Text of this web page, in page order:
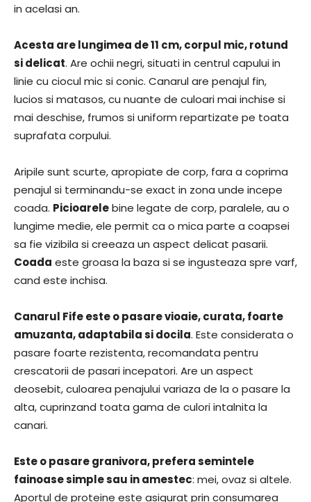
in acelasi an.
Acesta are lungimea de 11 cm, corpul mic, rotund
si delicat. Are ochii negri, situati in centrul capului in
linie cu ciocul mic si conic. Canarul are penajul fin,
lucios si matasos, cu nuante de culoari mai inchise si
mai deschise, frumos si uniform repartizate pe toata
suprafata corpului.
Aripile sunt scurte, apropiate de corp, fara a coprima
penajul si terminandu-se exact in zona unde incepe
coada. Picioarelebine legate de corp, paralele, au o
lungime medie, ele permit ca o mica parte a coapsei
sa fie vizibila si creeaza un aspect delicat pasarii.
Coada este groasa la baza si se ingusteaza spre varf,
cand este inchisa.
Canarul Fife este o pasare vioaie, curata, foarte
amuzanta, adaptabila si docila. Este considerata o
pasare foarte rezistenta, recomandata pentru
crescatorii de pasari incepatori. Are un aspect
deosebit, culoarea penajului variaza de la o pasare la
alta, cuprinzand toata gama de culori intalnita la
canari.
Este o pasare granivora, prefera semintele
fainoase simple sau in amestec: mei, ovaz si altele.
Aportul de proteine este asigurat prin consumarea